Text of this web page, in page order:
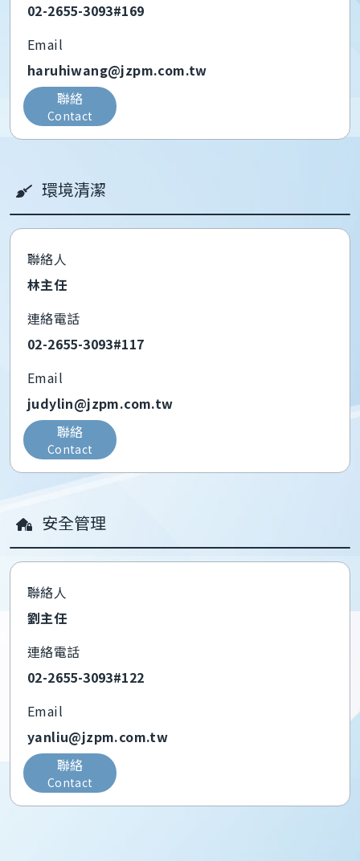
02-2655-3093#169
Email
haruhiwang@jzpm.com.tw
聯絡
Contact
環境清潔
聯絡人
林主任
連絡電話
02-2655-3093#117
Email
judylin@jzpm.com.tw
聯絡
Contact
安全管理
聯絡人
劉主任
連絡電話
02-2655-3093#122
Email
yanliu@jzpm.com.tw
聯絡
Contact